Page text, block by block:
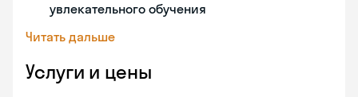
увлекательного обучения
Читать дальше
Услуги и цены